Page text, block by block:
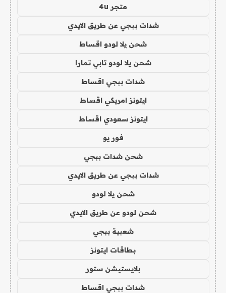
متجر 4u
شدات ببجي عن طريق الايدي
شحن يلا لودو اقساط
شحن يلا لودو تابي تمارا
شدات ببجي اقساط
ايتونز امريكي اقساط
ايتونز سعودي اقساط
فور يو
شحن شدات ببجي
شدات ببجي عن طريق الايدي
شحن يلا لودو
شحن لودو عن طريق الايدي
شعبية ببجي
بطاقات ايتونز
بلايستيشن ستور
شدات ببجي اقساط